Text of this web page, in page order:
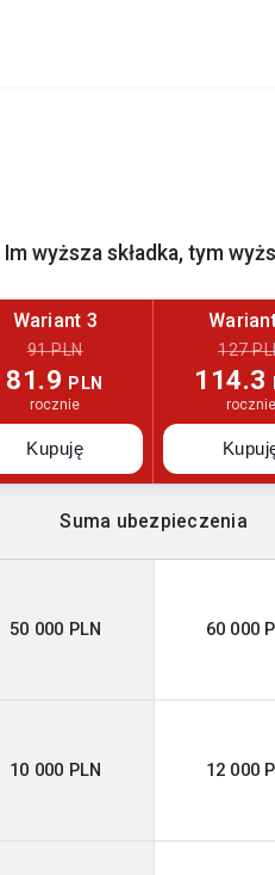
Im wyższa składka, tym
Wariant 3
91 PLN
81.9 PLN
rocznie
Kupuję
127
114.3
rocznie
Suma ubezpieczenia
50 000 PLN 60 000
10 000 PLN 12 000